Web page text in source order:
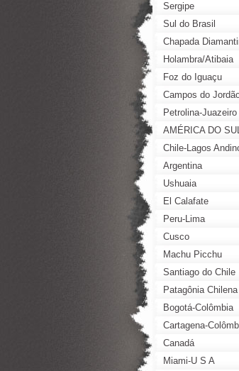
Sergipe
Sul do Brasil
Chapada
Holambra/Atibaia
Foz do Iguaçu
Campos do
Petrolina-Juazeiro
AMÉRICA DO
Chile-Lagos
Argentina
Ushuaia
El Calafate
Peru-Lima
Cusco
Machu Picchu
Santiago do Chile
Patagônia Chilena
Bogotá-Colômbia
Cartagena-
Canadá
Miami-U S A